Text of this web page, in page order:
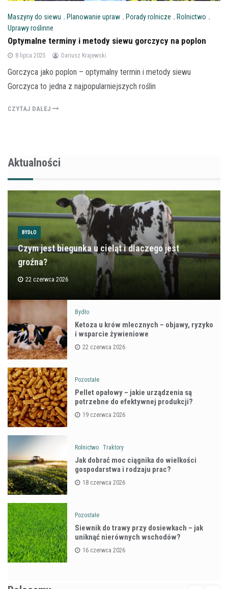
Maszyny do siewu , Planowanie upraw , Porady rolnicze , Rolnictwo ,
Uprawy roślinne
Optymalne terminy i metody siewu gorczycy na poplon
8 lipca 2025 Dariusz Krajewski
Gorczyca jako poplon – optymalny termin i metody siewu
Gorczyca to jedna z najpopularniejszych roślin
CZYTAJ DALEJ
Aktualności
BYDŁO
Czym jest biegunka u cieląt i dlaczego jest
groźna?
22 czerwca 2026
Bydło
Ketoza u krów mlecznych – objawy, ryzyko
i wsparcie żywieniowe
22 czerwca 2026
Pozostałe
Pellet opałowy – jakie urządzenia są
potrzebne do efektywnej produkcji?
19 czerwca 2026
Rolnictwo Traktory
Jak dobrać moc ciągnika do wielkości
gospodarstwa i rodzaju prac?
18 czerwca 2026
Pozostałe
Siewnik do trawy przy dosiewkach – jak
uniknąć nierównych wschodów?
16 czerwca 2026